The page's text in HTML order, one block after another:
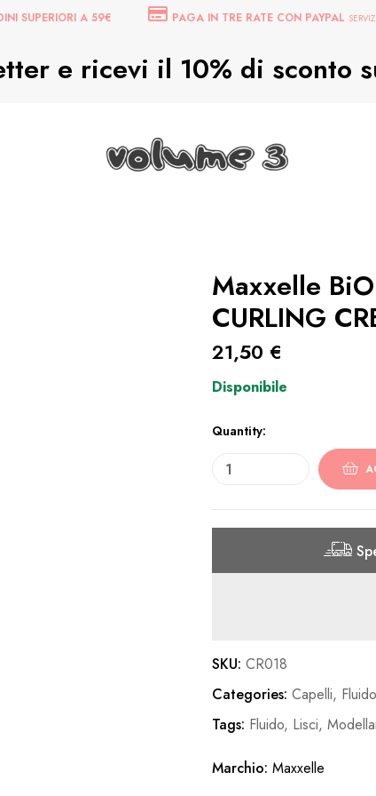
SUPERIORI A 59€ PAGA IN TRE RATE CON PAYPAL
e ricevi il 10% di sconto
Maxxelle
CURLING
21,50 €
Disponibile
Quantity:
SKU: CR018
Categories: Capelli, Fluido
Tags: Fluido, Lisci,
Marchio: Maxxelle